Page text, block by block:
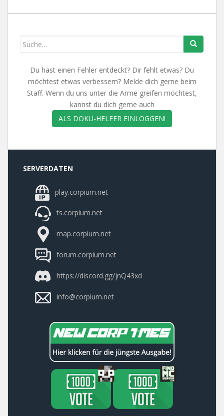
Du hast einen Fehler entdeckt? Dir fehlt etwas? Du
möchtest etwas verbessern? Melde dich gerne beim
Staff. Wenn du uns unter die Arme greifen möchtest,
kannst du dich gerne auch
ALS DOKU-HELFER EINLOGGEN!
SERVERDATEN
play.corpium.net
ts.corpium.net
map.corpium.net
forum.corpium.net
https://discord.gg/jnQ43xd
info@corpium.net